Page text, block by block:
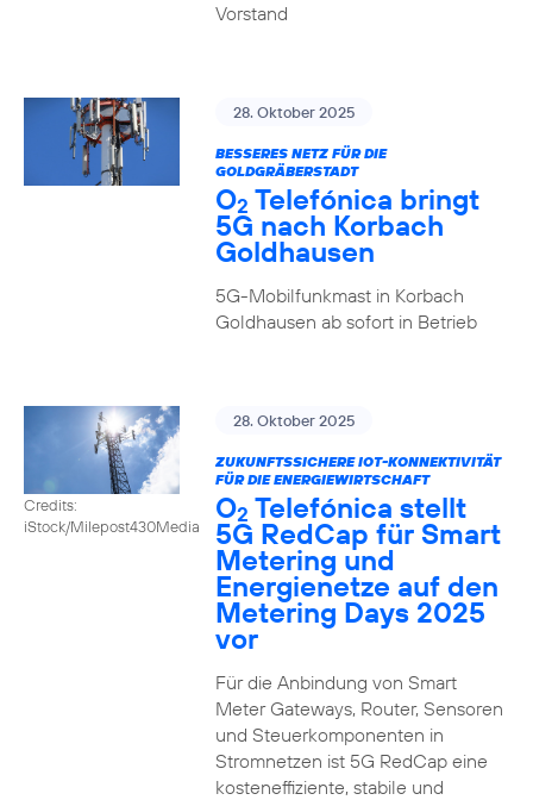
Vorstand
28. Oktober 2025
BESSERES NETZ FÜR DIE
GOLDGRÄBERSTADT
O2 Telefónica bringt
5G nach Korbach
Goldhausen
5G-Mobilfunkmast in Korbach
Goldhausen ab sofort in Betrieb
Credits:
iStock/Milepost430Media
28. Oktober 2025
ZUKUNFTSSICHERE IOT-KONNEKTIVITÄT
FÜR DIE ENERGIEWIRTSCHAFT
O2 Telefónica stellt
5G RedCap für Smart
Metering und
Energienetze auf den
Metering Days 2025
vor
Für die Anbindung von Smart
Meter Gateways, Router, Sensoren
und Steuerkomponenten in
Stromnetzen ist 5G RedCap eine
kosteneffiziente, stabile und